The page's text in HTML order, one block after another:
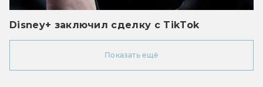
Disney+ заключил сделку с TikTok
Показать ещё